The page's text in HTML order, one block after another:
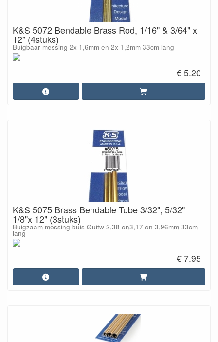
K&S 5072 Bendable Brass Rod, 1/16" & 3/64" x
12" (4stuks)
Buigbaar messing 2x 1,6mm en 2x 1,2mm 33cm lang
€ 5.20
K&S 5075 Brass Bendable Tube 3/32", 5/32"
1/8"x 12" (3stuks)
Buigzaam messing buis Øuitw 2,38 en3,17 en 3,96mm 33cm
lang
€ 7.95